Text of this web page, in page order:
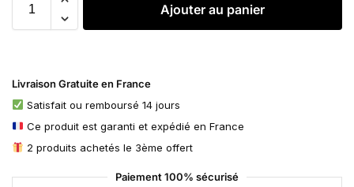
Ajouter au panier
Livraison Gratuite en France
Satisfait ou remboursé 14 jours
Ce produit est garanti et expédié en France
2 produits achetés le 3ème offert
Paiement 100% sécurisé